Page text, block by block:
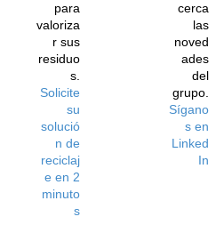
para
valoriza
r sus
residuo
s.
Solicite
su
solució
n de
reciclaj
e en 2
minuto
s
cerca
las
noved
ades
del
grupo.
Sígano
s en
Linked
In